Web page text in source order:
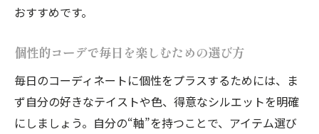
個性的コーデで大人の上品さを演出する方
法
年齢に合う個性的コーデの選び方と注意点
上品さを損なわない個性的コーデの工夫
おすすめです。
個性的コーデで毎日を楽しむための選び方
毎日のコーディネートに個性をプラスするためには、ま
ず自分の好きなテイストや色、得意なシルエットを明確
にしましょう。自分の“軸”を持つことで、アイテム選び